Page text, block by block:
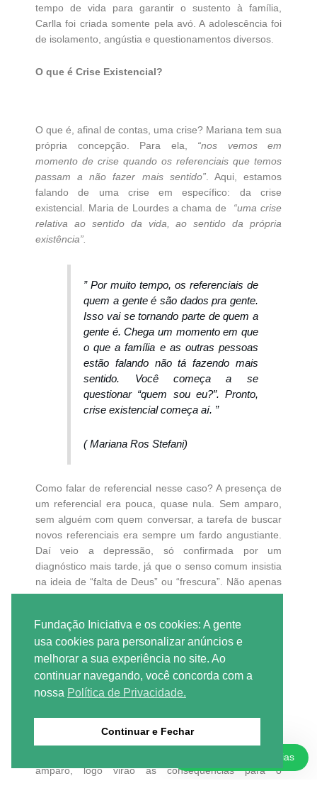
tempo de vida para garantir o sustento à família,
Carlla foi criada somente pela avó. A adolescência foi
de isolamento, angústia e questionamentos diversos.
O que é Crise Existencial?
O que é, afinal de contas, uma crise? Mariana tem sua
própria concepção. Para ela,
“nos vemos em
momento de crise quando os referenciais que temos
passam a não fazer mais sentido”. Aqui, estamos
falando de uma crise em específico: da crise
existencial. Maria de Lourdes a chama de “uma crise
relativa ao sentido da vida, ao sentido da própria
existência”.
” Por muito tempo, os referenciais de
quem a gente é são dados pra gente.
Isso vai se tornando parte de quem a
gente é. Chega um momento em que
o que a família e as outras pessoas
estão falando não tá fazendo mais
sentido. Você começa a se
questionar “quem sou eu?”. Pronto,
crise existencial começa aí. ”
( Mariana Ros Stefani)
Como falar de referencial nesse caso? A presença de
um referencial era pouca, quase nula. Sem amparo,
sem alguém com quem conversar, a tarefa de buscar
novos referenciais era sempre um fardo angustiante.
Daí veio a depressão, só confirmada por um
diagnóstico mais tarde, já que o senso comum insistia
na ideia de “falta de Deus” ou “frescura”. Não apenas
família, por amigos e pelo estado. Sem uma rede de
apoio estruturada, em um bairro esquecido pelo
estado, em meio a uma crise existencial onde se
sentia diferente de todos ao redor: estavam dadas as
condições para o agravamento de algo que já é, em
amparo, logo virão as consequências para o
Doações e Parcerias
Fundação Iniciativa e os cookies: A gente
usa cookies para personalizar anúncios e
melhorar a sua experiência no site. Ao
continuar navegando, você concorda com a
nossa Política de Privacidade.
Continuar e Fechar